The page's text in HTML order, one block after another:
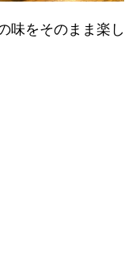
味をそのまま楽し